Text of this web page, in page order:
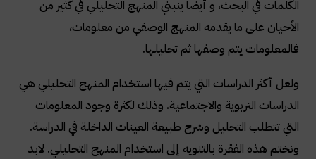
الكلمات في البحث، و أيضا ينبني المنهج التحليلي في كثير من
الأحيان على ما يقدمه المنهج الوصفي من معلومات،
فالمعلومات يتم وصفها ثم تحليلها.
ولعل أكثر الدراسات التي يتم فيها استخدام المنهج التحليلي هي
الدراسات التربوية والاجتماعية. وذلك لكثرة وجود المعلومات
التي تتطلب التحليل وشرح طبيعة العينات الداخلة في الدراسة.
ونختم هذه الفقرة بالتنويه إلى استخدام المنهج التحليلي. لابد